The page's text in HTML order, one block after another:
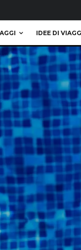
IDEE DI